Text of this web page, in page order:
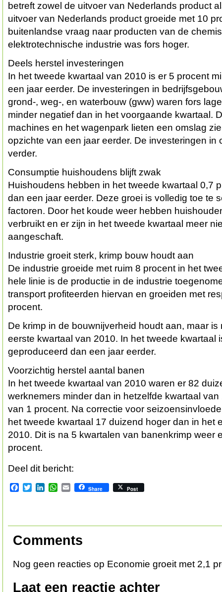
betreft zowel de uitvoer van Nederlands product
uitvoer van Nederlands product groeide met 10
buitenlandse vraag naar producten van de
elektrotechnische industrie was fors hoger.
Deels herstel investeringen
In het tweede kwartaal van 2010 is er 5 procent
een jaar eerder. De investeringen in
grond-, weg-, en waterbouw (gww) waren fors
minder negatief dan in het voorgaande kwartaal.
machines en het wagenpark lieten een omslag
opzichte van een jaar eerder. De investeringen in
verder.
Consumptie huishoudens blijft zwak
Huishoudens hebben in het tweede kwartaal 0,7
dan een jaar eerder. Deze groei is volledig toe te
factoren. Door het koude weer hebben
verbruikt en er zijn in het tweede kwartaal meer
aangeschaft.
Industrie groeit sterk, krimp bouw houdt aan
De industrie groeide met ruim 8 procent in het
hele linie is de productie in de industrie
transport profiteerden hiervan en groeiden met
procent.
De krimp in de bouwnijverheid houdt aan, maar is
eerste kwartaal van 2010. In het tweede kwartaal
geproduceerd dan een jaar eerder.
Voorzichtig herstel aantal banen
In het tweede kwartaal van 2010 waren er 82
werknemers minder dan in hetzelfde kwartaal
van 1 procent. Na correctie voor
het tweede kwartaal 17 duizend hoger dan in het
2010. Dit is na 5 kwartalen van banenkrimp weer
procent.
Deel dit bericht:
Facebook
TwitterLinkedInWhatsApp
EmailShare Post
Comments
Nog geen reacties op Economie groeit met 2,1
Laat een reactie achter